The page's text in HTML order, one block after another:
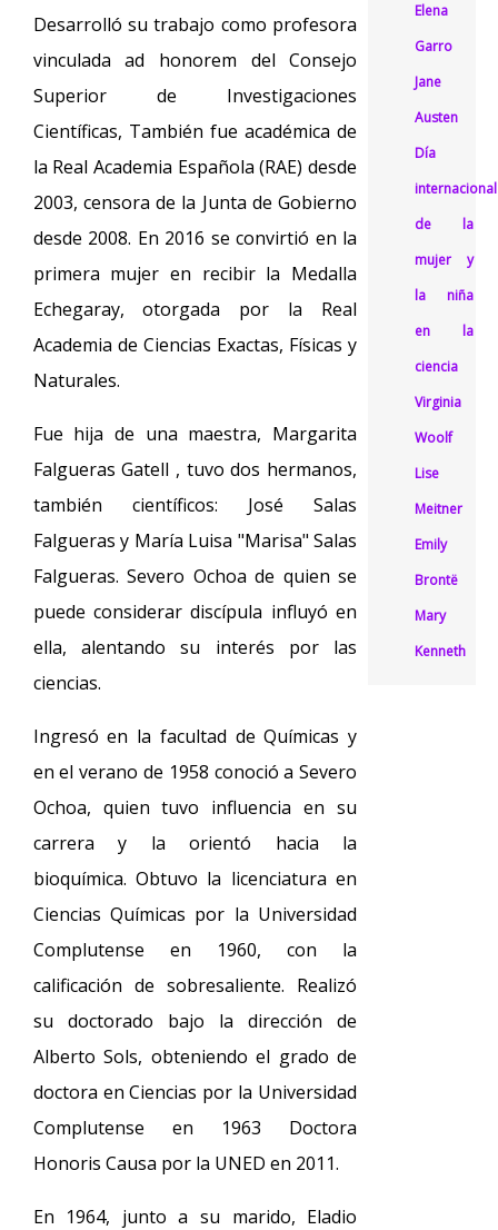
Desarrolló su trabajo como profesora
vinculada ad honorem del Consejo
Superior de Investigaciones
Científicas, También fue académica de
la Real Academia Española (RAE) desde
2003, censora de la Junta de Gobierno
desde 2008. En 2016 se convirtió en la
primera mujer en recibir la Medalla
Echegaray, otorgada por la Real
Academia de Ciencias Exactas, Físicas y
Naturales.
Fue hija de una maestra, Margarita
Falgueras Gatell , tuvo dos hermanos,
también científicos: José Salas
Falgueras y María Luisa "Marisa" Salas
Falgueras. Severo Ochoa de quien se
puede considerar discípula influyó en
ella, alentando su interés por las
ciencias.
Ingresó en la facultad de Químicas y
en el verano de 1958 conoció a Severo
Ochoa, quien tuvo influencia en su
carrera y la orientó hacia la
bioquímica. Obtuvo la licenciatura en
Ciencias Químicas por la Universidad
Complutense en 1960, con la
calificación de sobresaliente. Realizó
su doctorado bajo la dirección de
Alberto Sols, obteniendo el grado de
doctora en Ciencias por la Universidad
Complutense en 1963 Doctora
Honoris Causa por la UNED en 2011.
En 1964, junto a su marido, Eladio
Elena
Garro
Jane
Austen
Día
internacional
de la
mujer y
la niña
en la
ciencia
Virginia
Woolf
Lise
Meitner
Emily
Brontë
Mary
Kenneth